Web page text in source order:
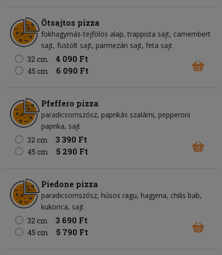
Ötsajtos pizza
fokhagymás-tejfölös alap trappista sajt camembert
sajt füstölt sajt parmezán sajt feta sajt
32 cm
4 090 Ft
45 cm 6 090 Ft
Pfeffero pizza
paradicsomszósz paprikás szalámi pepperoni
paprika sajt
32 cm
3 390 Ft
45 cm 5 290 Ft
Piedone pizza
paradicsomszósz húsos ragu hagyma chilis bab
kukorica sajt
32 cm
3 690 Ft
45 cm 5 790 Ft